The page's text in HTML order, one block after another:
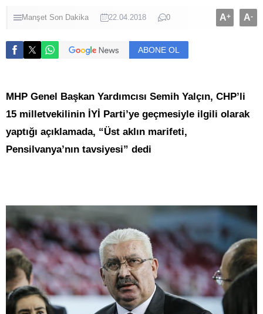
Manşet Son Dakika 22.04.2018 0 A+ A-
ABONE OL
MHP Genel Başkan Yardımcısı Semih Yalçın, CHP’li
15 milletvekilinin İYİ Parti’ye geçmesiyle ilgili olarak
yaptığı açıklamada, “Üst aklın marifeti,
Pensilvanya’nın tavsiyesi” dedi